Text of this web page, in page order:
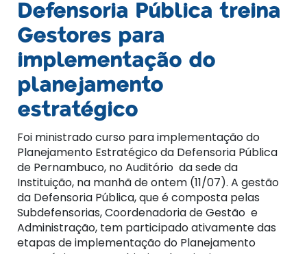
Defensoria Pública treina
Gestores para
implementação do
planejamento
estratégico
Foi ministrado curso para implementação do
Planejamento Estratégico da Defensoria Pública
de Pernambuco, no Auditório da sede da
Instituição, na manhã de ontem (11/07). A gestão
da Defensoria Pública, que é composta pelas
Subdefensorias, Coordenadoria de Gestão e
Administração, tem participado ativamente das
etapas de implementação do Planejamento